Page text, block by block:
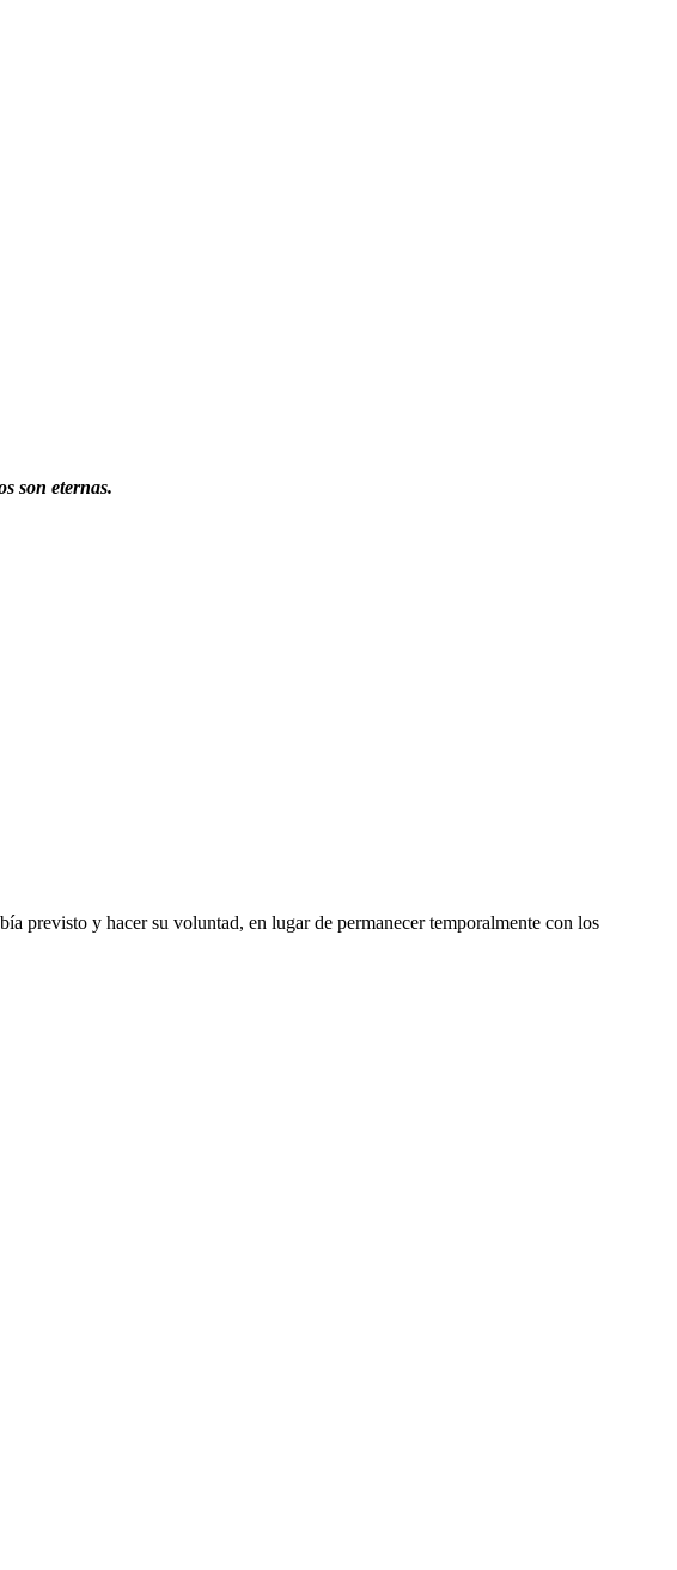
son eternas.
previsto y hacer su voluntad, en lugar de permanecer temporalmente con los